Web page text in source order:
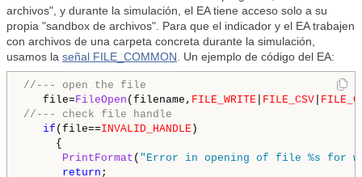
archivos", y durante la simulación, el EA tiene acceso solo a su
propia "sandbox de archivos". Para que el indicador y el EA trabajen
con archivos de una carpeta concreta durante la simulación,
usamos la señal FILE_COMMON . Un ejemplo de código del EA:
//--- open the file
file=FileOpen (filename, FILE_WRITE FILE_CSV
//--- check file handle
if (file==INVALID_HANDLE )
{
PrintFormat ( "Error in opening of file %s for
return ;